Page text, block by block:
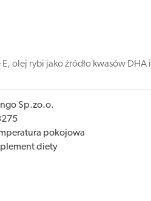
olej rybi jako źródło kwasów DHA i
Sp.zo.o.
pokojowa
diety